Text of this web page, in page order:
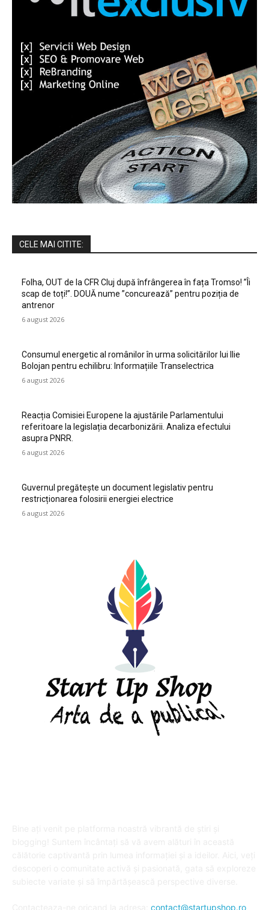
CELE MAI CITITE:
Folha, OUT de la CFR Cluj după înfrângerea în fața Tromso! ”Îi
scap de toți!”. DOUĂ nume ”concurează” pentru poziția de
antrenor
6 august 2026
Consumul energetic al românilor în urma solicitărilor lui Ilie
Bolojan pentru echilibru: Informațiile Transelectrica
6 august 2026
Reacția Comisiei Europene la ajustările Parlamentului
referitoare la legislația decarbonizării. Analiza efectului
asupra PNRR.
6 august 2026
Guvernul pregătește un document legislativ pentru
restricționarea folosirii energiei electrice
6 august 2026
contact@startupshop.ro